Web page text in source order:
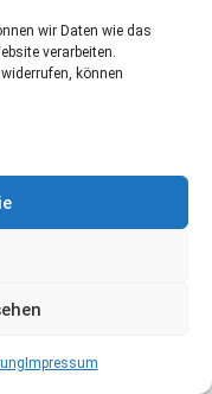
wir Daten wie das
verarbeiten.
können
Impressum